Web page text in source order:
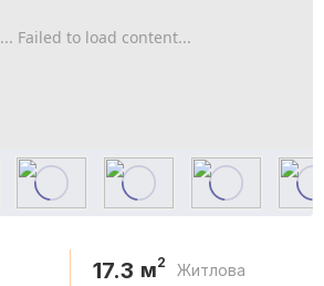
Failed to load content...
17.3 м2 Житлова